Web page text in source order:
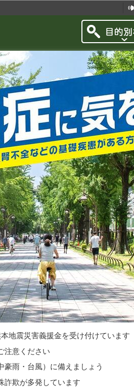
地震災害義援金を受け付けています
注意ください
豪雨・台風）に備えましょう
詐欺が多発しています